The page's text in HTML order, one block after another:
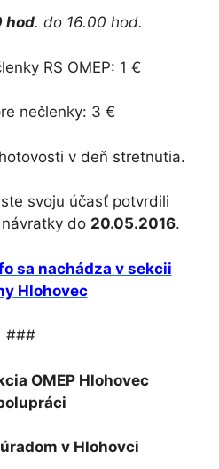
hod. do 16.00 hod.
RS OMEP: 1 €
nečlenky: 3 €
v deň stretnutia.
svoju účasť potvrdili
do 20.05.2016.
sa nachádza v sekcii
Hlohovec
###
OMEP Hlohovec
v Hlohovci